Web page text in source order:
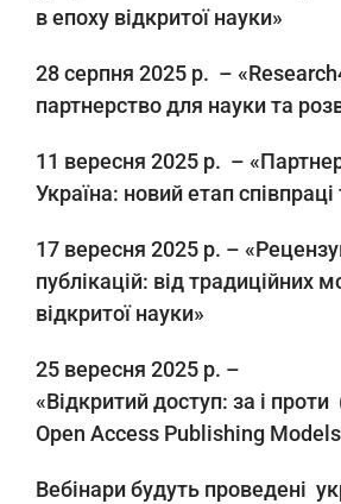
в епоху відкритої науки»
28 серпня 2025 р. –
партнерство для науки та
11 вересня 2025 р. –
Україна: новий етап
17 вересня 2025 р. –
публікацій: від традиційних
відкритої науки»
25 вересня 2025 р. –
«Відкритий доступ: за і
Open Access Publishing
Вебінари будуть проведені